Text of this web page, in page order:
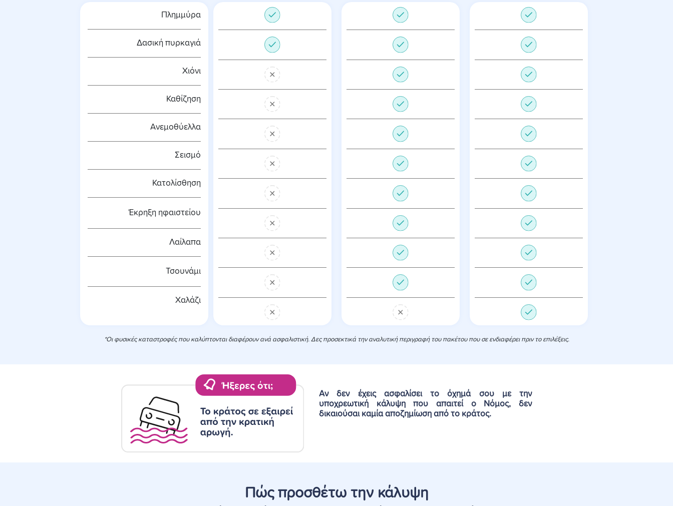
Πλημμύρα
Δασική πυρκαγιά
Χιόνι
Καθίζηση
Ανεμοθύελλα
Σεισμό
Κατολίσθηση
Έκρηξη ηφαιστείου
Λαίλαπα
Τσουνάμι
Χαλάζι
*Οι φυσικές καταστροφές που καλύπτονται διαφέρουν ανά ασφαλιστική. Δες προσεκτικά την αναλυτική περιγραφή του πακέτου που σε ενδιαφέρει πριν το επιλέξεις.
Αν δεν έχεις ασφαλίσει το όχημά σου με την
υποχρεωτική κάλυψη που απαιτεί ο Νόμος, δεν
δικαιούσαι καμία αποζημίωση από το κράτος.
Πώς προσθέτω την κάλυψη